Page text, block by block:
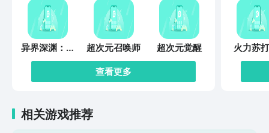
异界深渊：觉
醒
超次元召唤师
超次元觉醒
查看更多
火力苏
相关游戏推荐